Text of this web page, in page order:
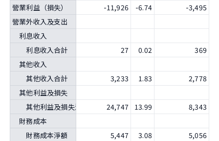
營業利益（損失）
營業外收入及支出
利息收入
利息收入合計
其他收入
其他收入合計
其他利益及損失
其他利益及損失淨額
財務成本
財務成本淨額
-11,926
-6.74 -3,495
27 0.02 369
3,233 1.83 2,778
24,747 13.99 8,343
5,447 3.08 5,056